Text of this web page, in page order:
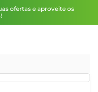
ofertas e aproveite os